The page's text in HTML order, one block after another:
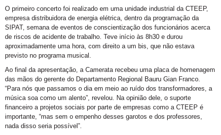
O primeiro concerto foi realizado em uma unidade industrial da CTEEP,
empresa distribuidora de energia elétrica, dentro da programação da
SIPAT, semana de eventos de conscientização dos funcionários acerca
de riscos de acidente de trabalho. Teve início às 8h30 e durou
aproximadamente uma hora, com direito a um bis, que não estava
previsto no programa musical.
Ao final da apresentação, a Camerata recebeu uma placa de homenagem
das mãos do gerente do Departamento Regional Bauru Gian Franco.
“Para nós que passamos o dia em meio ao ruído dos transformadores, a
música soa como um alento”, revelou. Na opinião dele, o suporte
financeiro a projetos sociais por parte de empresas como a CTEEP é
importante, “mas sem o empenho desses garotos e dos professores,
nada disso seria possível”.